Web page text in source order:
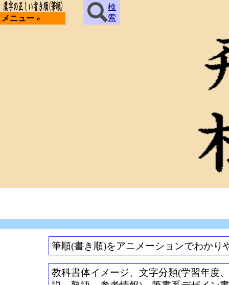
メニュー »
検
索
筆順(書き順)をアニメーションでわかり
教科書体イメージ、文字分類(学習年度